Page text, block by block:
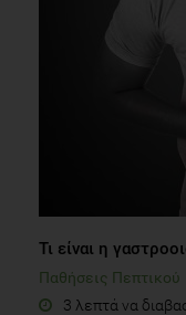
Mares J. Lutein and
Maciel MAA. Diet
Univeristy of
Reindl J, Anliker MD,
caused by ingestion
Aug;106(2):379–85.
Τι είναι η
Παθήσεις Πεπτικού
3 λεπτά να